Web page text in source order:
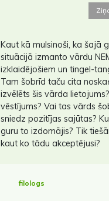
Kaut kā mulsinoši, ka šajā
situācijā izmanto vārdu
izklaidējošiem un tingel-
Tam šobrīd taču cita
izvēlēts šis vārda
vēstījums? Vai tas vārds
sniedz pozitījas sajūtas?
guru to izdomājis? Tik
kaut ko tādu akceptējusi?
filologs